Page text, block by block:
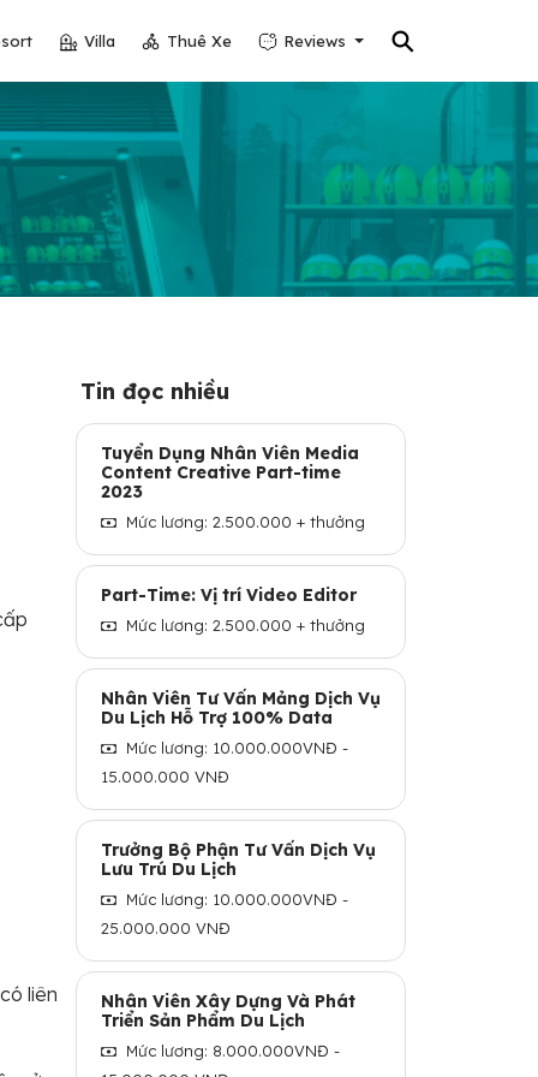
⚲
Villa Thuê Xe Reviews
liên
Tin đọc nhiều
Tuyển Dụng Nhân Viên Media
Content Creative Part-time
2023
Mức lương: 2.500.000 + thưởng
Part-Time: Vị trí Video Editor
Mức lương: 2.500.000 + thưởng
Nhân Viên Tư Vấn Mảng Dịch Vụ
Du Lịch Hỗ Trợ 100% Data
Mức lương: 10.000.000VNĐ -
15.000.000 VNĐ
Trưởng Bộ Phận Tư Vấn Dịch Vụ
Lưu Trú Du Lịch
Mức lương: 10.000.000VNĐ -
25.000.000 VNĐ
Nhân Viên Xây Dựng Và Phát
Triển Sản Phẩm Du Lịch
Mức lương: 8.000.000VNĐ -